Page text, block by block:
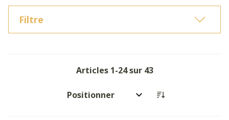
Filtre
Articles 1-24sur 43
Trier par: